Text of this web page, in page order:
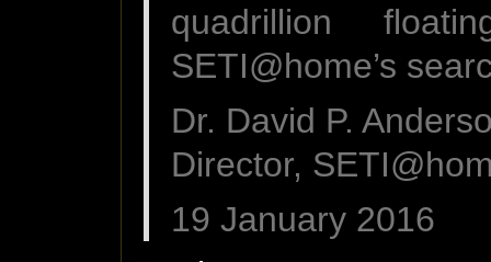
quadrillion
SETI@home’s
Dr. David P.
Director,
19 January 2016